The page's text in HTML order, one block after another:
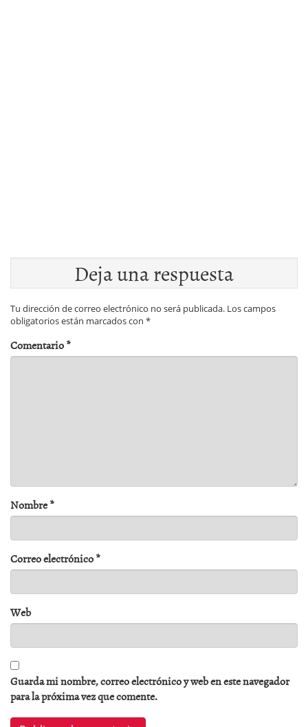
Deja una respuesta
Tu dirección de correo electrónico no será publicada. Los campos
obligatorios están marcados con *
Comentario*
Nombre*
Correo electrónico*
Web
Guarda mi nombre, correo electrónico y web en este navegador
para la próxima vez que comente.